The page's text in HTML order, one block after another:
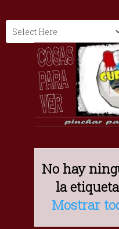
No hay
la etiqueta
Mostrar